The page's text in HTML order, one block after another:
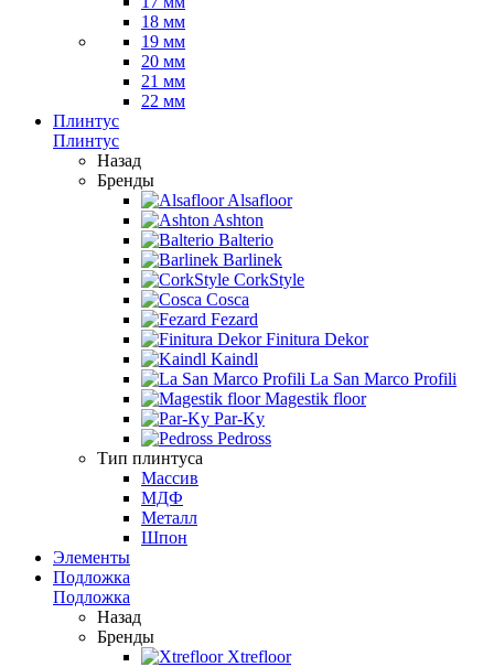
18 мм
19 мм
20 мм
21 мм
22 мм
Плинтус
Плинтус
Назад
Бренды
Alsafloor
Ashton
Balterio
Barlinek
CorkStyle
Cosca
Fezard
Finitura Dekor
Kaindl
La San Marco Profili
Magestik floor
Par-Ky
Pedross
Тип плинтуса
Массив
МДФ
Металл
Шпон
Элементы
Подложка
Подложка
Назад
Бренды
Xtrefloor